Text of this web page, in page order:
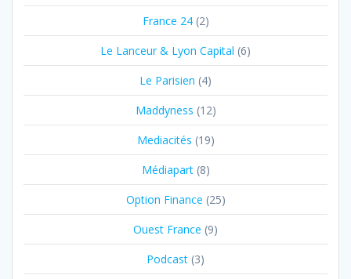
France 24(2)
Le Lanceur & Lyon Capital (6)
Le Parisien (4)
Maddyness (12)
Mediacités (19)
Médiapart(8)
Option Finance (25)
Ouest France (9)
Podcast (3)